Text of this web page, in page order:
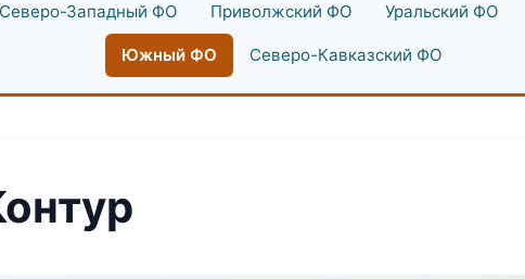
Северо-Западный ФО Приволжский ФО Уральский ФО
Южный ФО Северо-Кавказский ФО